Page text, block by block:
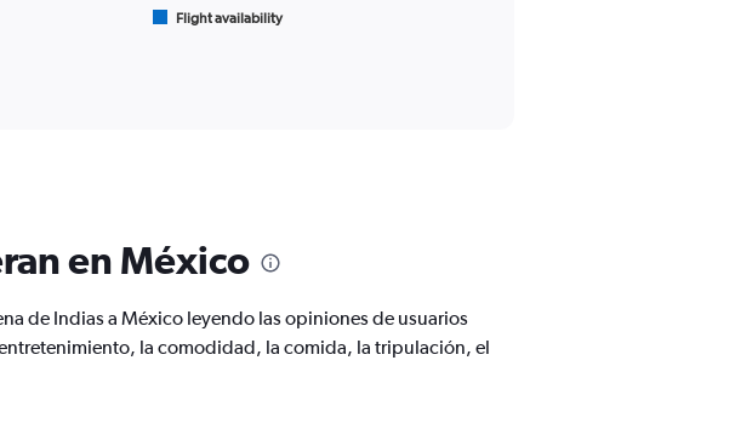
Flight availability
en México
de Indias a México leyendo las opiniones de usuarios
la comodidad, la comida, la tripulación, el